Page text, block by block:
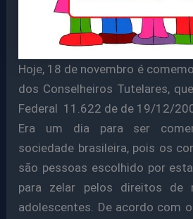
Hoje, 18 de novembro é
dos Conselheiros Tutelares,
Federal 11.622 de de 19/12/
Era um dia para ser
sociedade brasileira, pois os
são pessoas escolhido por
para zelar pelos direitos de
adolescentes. De acordo com